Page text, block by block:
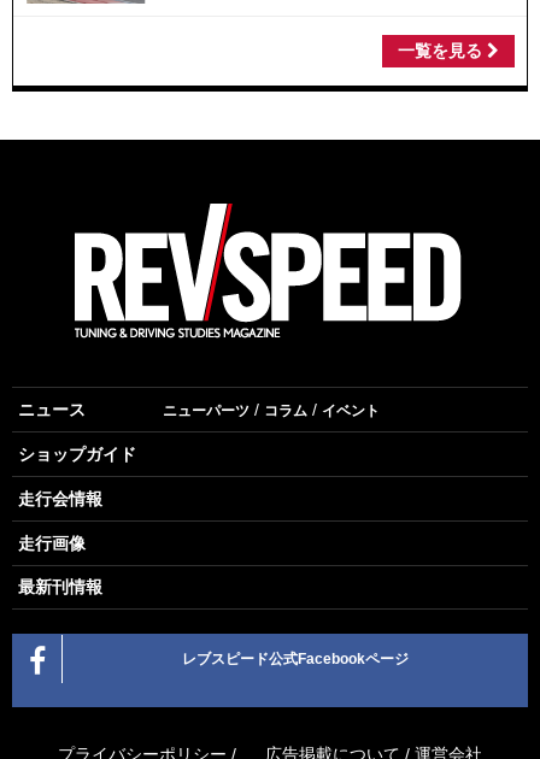
一覧を見る
ニュース ニューパーツ コラム イベント
ショップガイド
走行会情報
走行画像
最新刊情報
レブスピード公式Facebookページ
プライバシーポリシー / 広告掲載について / 運営会社